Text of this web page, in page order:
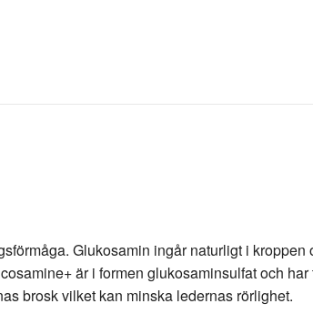
Glukosamin ingår naturligt i
är i formen glukosaminsulfat och
brosk vilket kan minska ledernas rörlighet.